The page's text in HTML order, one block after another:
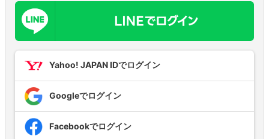
Yahoo! JAPAN IDでログイン
Googleでログイン
Facebookでログイン